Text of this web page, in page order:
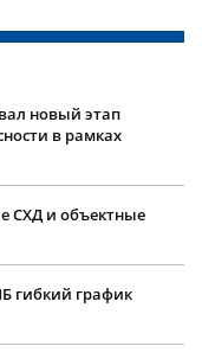
новый этап
в рамках
СХД и объектные
гибкий график